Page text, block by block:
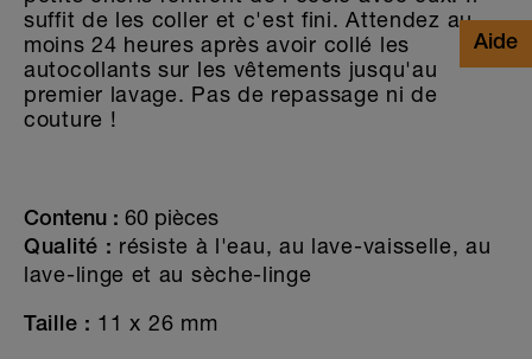
suffit de les coller et c'est fini. Attendez au
moins 24 heures après avoir collé les
autocollants sur les vêtements jusqu'au
premier lavage. Pas de repassage ni de
couture !
Contenu : 60 pièces
Qualité : résiste à l'eau, au lave-vaisselle, au
lave-linge et au sèche-linge
Taille : 11 x 26 mm